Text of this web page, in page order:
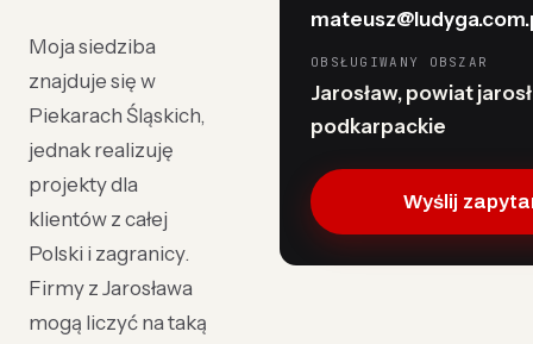
Moja siedziba
znajduje się w
Piekarach Śląskich,
jednak realizuję
projekty dla
klientów z całej
Polski i zagranicy.
Firmy z Jarosława
mogą liczyć na taką
OBSŁUGIWANY OBSZAR
Jarosław, powiat
podkarpackie
Wyślij